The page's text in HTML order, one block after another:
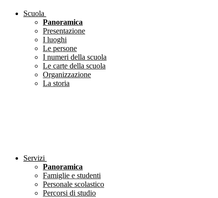
Scuola
Panoramica
Presentazione
I luoghi
Le persone
I numeri della scuola
Le carte della scuola
Organizzazione
La storia
Servizi
Panoramica
Famiglie e studenti
Personale scolastico
Percorsi di studio